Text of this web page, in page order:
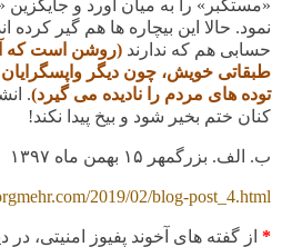
«مستکبر» را به میان آورد و جایگزین
نمود. حالا این بیچاره ها هم گیر
حسابی هم که ندارند (روشن است که
طبقاتی خویش، چون دیگر
توده های مردم را نادیده می گیرد).
کنان ختم بخیر شود و بیخ پیدا نکند!
ب. الف. بزرگمهر ۱۵ بهمن ماه ۱۳۹۷
2019/02/blog-post_4.html
* از گفته های آخوند پفیوز امنیتی، در